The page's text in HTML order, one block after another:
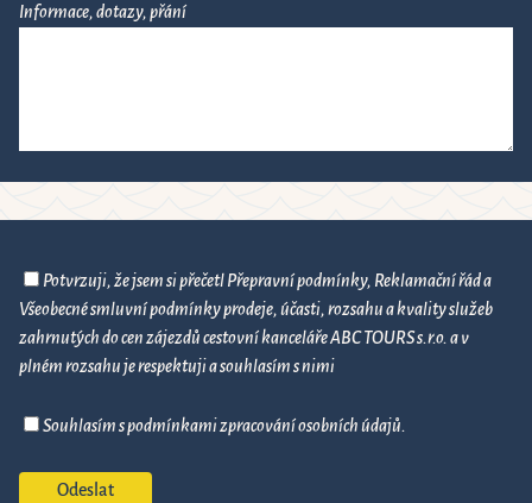
Informace, dotazy, přání
Potvrzuji, že jsem si přečetl Přepravní podmínky, Reklamační řád a
Všeobecné smluvní podmínky prodeje, účasti, rozsahu a kvality služeb
zahrnutých do cen zájezdů cestovní kanceláře ABC TOURS s.r.o. a v
plném rozsahu je respektuji a souhlasím s nimi
Souhlasím s podmínkami zpracování osobních údajů.